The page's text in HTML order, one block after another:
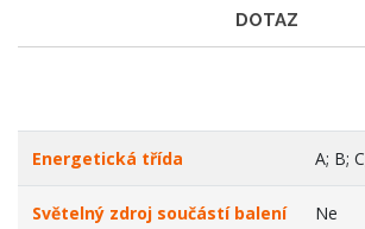
DOTAZ
Energetická třída A; B;
Světelný zdroj součástí balení Ne